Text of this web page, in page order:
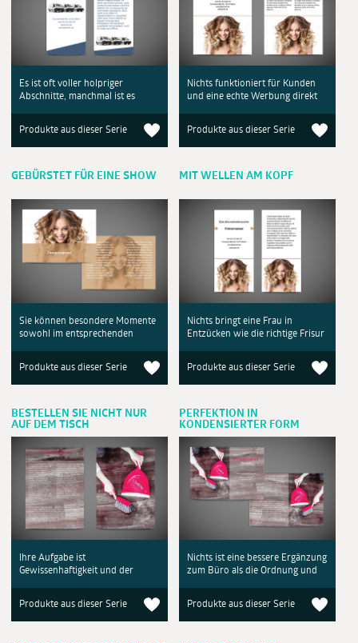
Es ist oft voller holpriger
Abschnitte, manchmal ist es
Produkte aus dieser Serie
Nichts funktioniert für Kunden
und eine echte Werbung direkt
Produkte aus dieser Serie
GEBÜRSTET FÜR EINE SHOW
Sie können besondere Momente
sowohl im entsprechenden
Produkte aus dieser Serie
MIT WELLEN AM KOPF
Nichts bringt eine Frau in
Entzücken wie die richtige Frisur
Produkte aus dieser Serie
BESTELLEN SIE NICHT NUR
AUF DEM TISCH
Ihre Aufgabe ist
Gewissenhaftigkeit und der
Produkte aus dieser Serie
PERFEKTION IN
KONDENSIERTER FORM
Nichts ist eine bessere Ergänzung
zum Büro als die Ordnung und
Produkte aus dieser Serie